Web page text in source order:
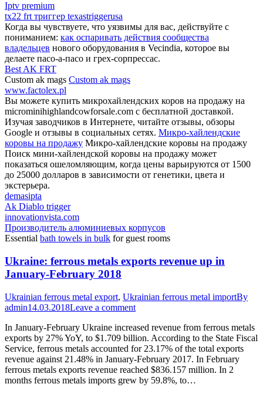
Iptv premium
tx22 frt триггер texastriggerusa
Когда вы чувствуете, что уязвимы для вас, действуйте с
пониманием: как оспаривать действия сообщества
владельцев нового оборудования в Vecindia, которое вы
делаете пасо-а-пасо и грех-сорпрессас.
Best AK FRT
Custom ak mags Custom ak mags
www.factolex.pl
Вы можете купить микрохайлендских коров на продажу на
microminihighlandcowforsale.com с бесплатной доставкой.
Изучая заводчиков в Интернете, читайте отзывы, обзоры
Google и отзывы в социальных сетях. Микро-хайлендские
коровы на продажу Микро-хайлендские коровы на продажу
Поиск мини-хайлендской коровы на продажу может
показаться ошеломляющим, когда цены варьируются от 1500
до 25000 долларов в зависимости от генетики, цвета и
экстерьера.
demasipta
Ak Diablo trigger
innovationvista.com
Производитель алюминиевых корпусов
Essential bath towels in bulk for guest rooms
Ukraine: ferrous metals exports revenue up in
January-February 2018
Ukrainian ferrous metal export, Ukrainian ferrous metal importBy
admin14.03.2018Leave a comment
In January-February Ukraine increased revenue from ferrous metals
exports by 27% YoY, to $1.709 billion. According to the State Fiscal
Service, ferrous metals accounted for 23.17% of the total exports
revenue against 21.48% in January-February 2017. In February
ferrous metals exports revenue reached $836.157 million. In 2
months ferrous metals imports grew by 59.8%, to…